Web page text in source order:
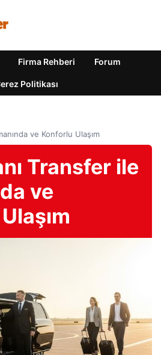
Firma Rehberi Forum
Politikası
ve Konforlu Ulaşım
Transfer ile
ve